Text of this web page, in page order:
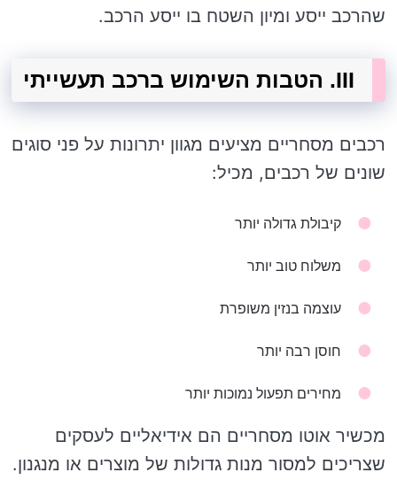
שהרכב ייסע ומיון השטח בו ייסע הרכב.
III. הטבות השימוש ברכב תעשייתי
רכבים מסחריים מציעים מגוון יתרונות על פני סוגים
שונים של רכבים, מכיל:
קיבולת גדולה יותר
משלוח טוב יותר
עוצמה בנזין משופרת
חוסן רבה יותר
מחירים תפעול נמוכות יותר
מכשיר אוטו מסחריים הם אידיאליים לעסקים
שצריכים למסור מנות גדולות של מוצרים או מנגנון.